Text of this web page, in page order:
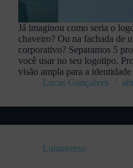
Já imaginou como seria o
chaveiro? Ou na fachada de
corporativo? Separamos 5
você usar no seu logotipo.
visão ampla para a
Lucas Gonçalves
Lumaverso